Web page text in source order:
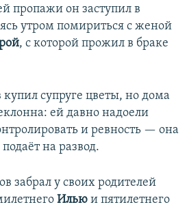
пропажи он заступил в
утром помириться с женой
, с которой прожил в браке
супруге цветы, но дома
ей давно надоели
и ревность — она
на развод.
забрал у своих родителей
Илью и пятилетнего